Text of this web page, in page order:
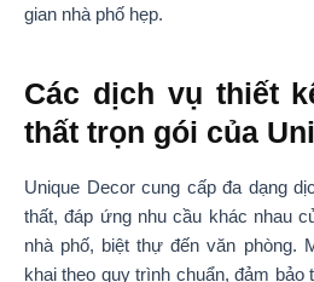
gian nhà phố hẹp.
Các dịch vụ thiết
thất trọn gói của
Unique Decor cung cấp đa dạng
thất, đáp ứng nhu cầu khác nhau
nhà phố, biệt thự đến văn phòng.
khai theo quy trình chuẩn, đảm